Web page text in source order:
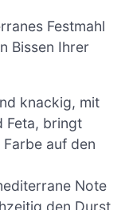
Festmahl
Bissen Ihrer
knackig, mit
Feta, bringt
auf den
Note